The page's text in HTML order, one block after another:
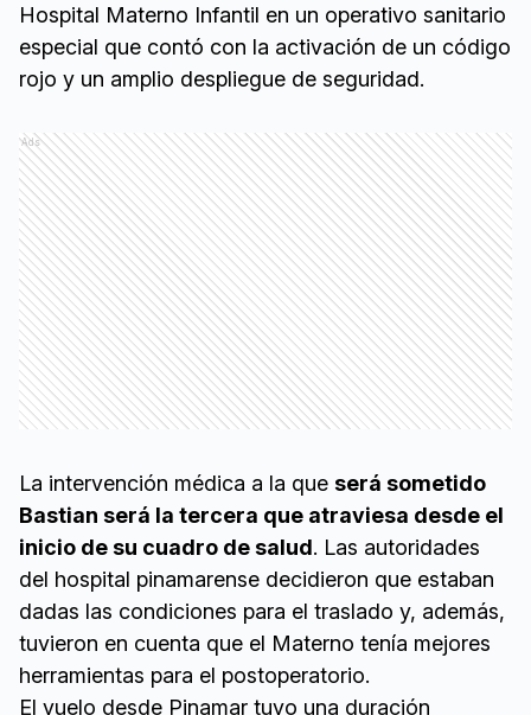
Hospital Materno Infantil en un operativo sanitario
especial que contó con la activación de un código
rojo y un amplio despliegue de seguridad.
Ads
La intervención médica a la que será sometido
Bastian será la tercera que atraviesa desde el
inicio de su cuadro de salud. Las autoridades
del hospital pinamarense decidieron que estaban
dadas las condiciones para el traslado y, además,
tuvieron en cuenta que el Materno tenía mejores
herramientas para el postoperatorio.
El vuelo desde Pinamar tuvo una duración